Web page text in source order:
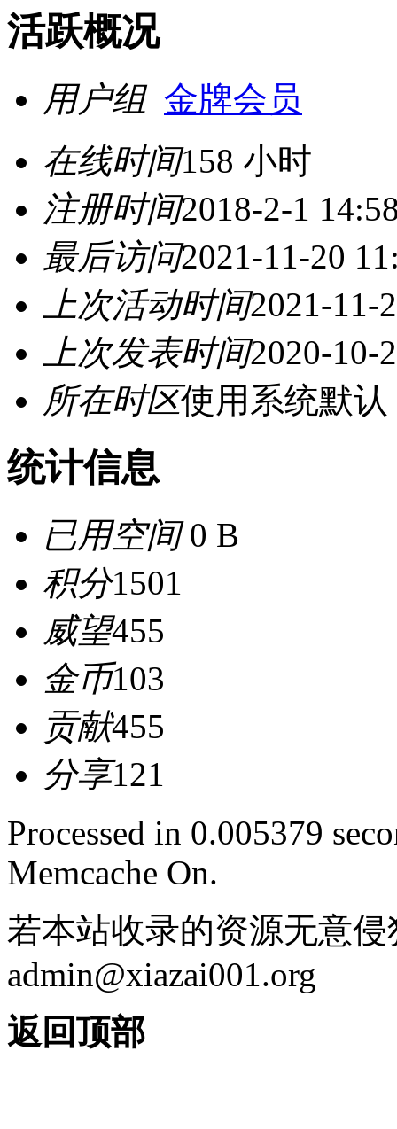
活跃概况
用户组 金牌会员
在线时间158 小时
注册时间2018-2-1
最后访问2021-11-20
上次活动时间2021-11-
上次发表时间2020-10-
所在时区使用系统默认
统计信息
已用空间0 B
积分1501
威望455
金币103
贡献455
分享121
Processed in 0.005379
Memcache On.
若本站收录的资源无意
admin@xiazai001.org
返回顶部